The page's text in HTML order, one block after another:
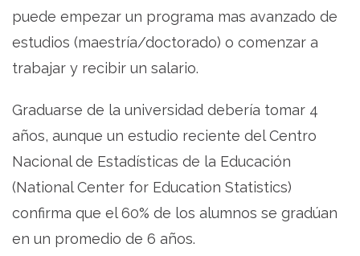
puede empezar un programa mas avanzado de
estudios (maestría/doctorado) o comenzar a
trabajar y recibir un salario.
Graduarse de la universidad debería tomar 4
años, aunque un estudio reciente del Centro
Nacional de Estadísticas de la Educación
(National Center for Education Statistics)
confirma que el 60% de los alumnos se gradúan
en un promedio de 6 años.